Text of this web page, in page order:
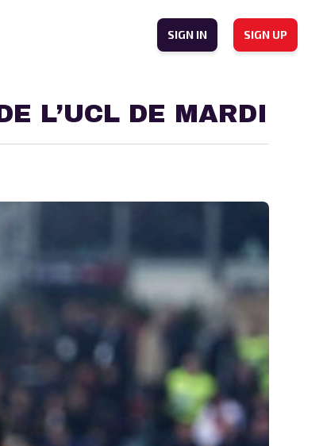
SIGN IN SIGN UP
L’UCL DE MARDI